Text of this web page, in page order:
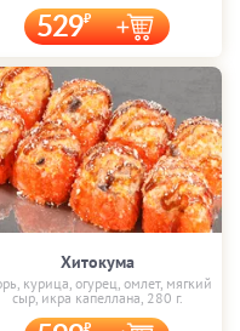
529
Хитокума
курица, огурец, омлет, мягкий
сыр, икра капеллана, 280 г.